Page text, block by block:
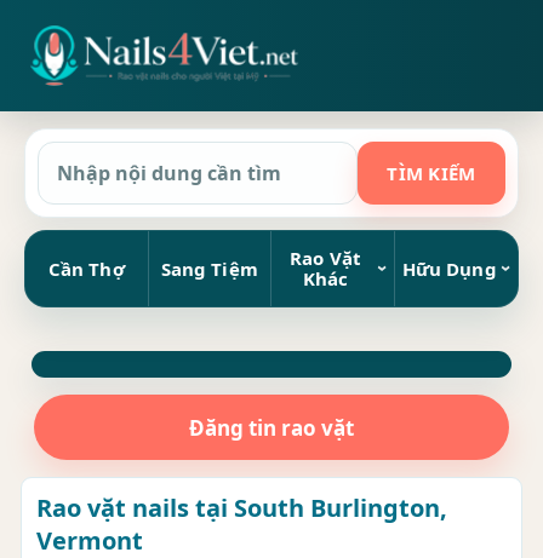
Cần Thợ Sang Tiệm
Rao Vặt
Khác
Hữu Dụng
Đăng tin rao vặt
Rao vặt nails tại South Burlington,
Vermont